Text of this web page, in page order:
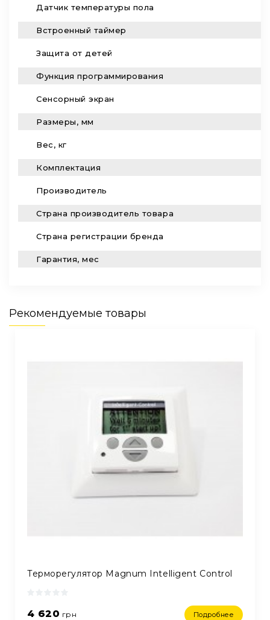
Датчик температуры пола
Встроенный таймер
Защита от детей
Функция программирования
Сенсорный экран
Размеры, мм
Вес, кг
Комплектация
Производитель
Страна производитель товара
Страна регистрации бренда
Гарантия, мес
Рекомендуемые товары
Терморегулятор Magnum Intelligent Control
4 620 грн Подробнее